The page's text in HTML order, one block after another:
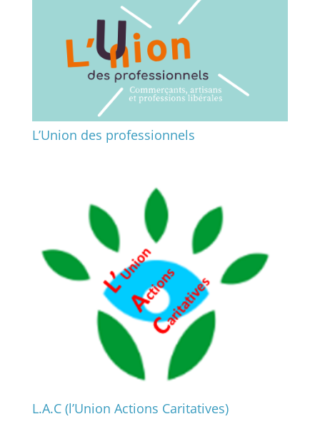
L’Union des professionnels
L.A.C (l’Union Actions Caritatives)